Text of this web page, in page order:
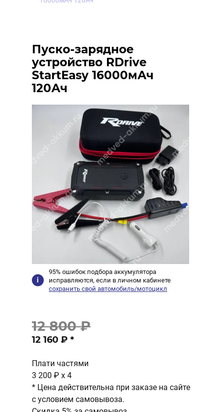
Пуско-зарядное
устройство RDrive
StartEasy 16000мАч
120Ач
95% ошибок подбора аккумулятора
исправляются, если в личном кабинете
сохранить свой автомобиль/мотоцикл
12 800 ₽
12 160 ₽ *
Плати частями
3 200 ₽ x 4
* Цена действительна при заказе на сайте
с условием самовывоза.